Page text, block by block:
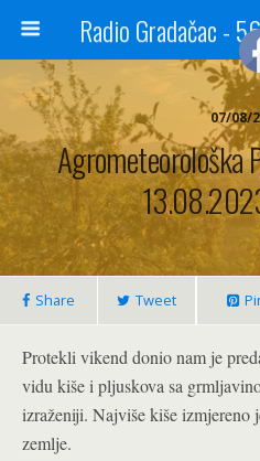
07/08/
Agrometeorološka
Share Tweet
Protekli vikend donio nam je
vidu kiše i pljuskova sa
izraženiji. Najviše kiše izmjereno
zemlje.